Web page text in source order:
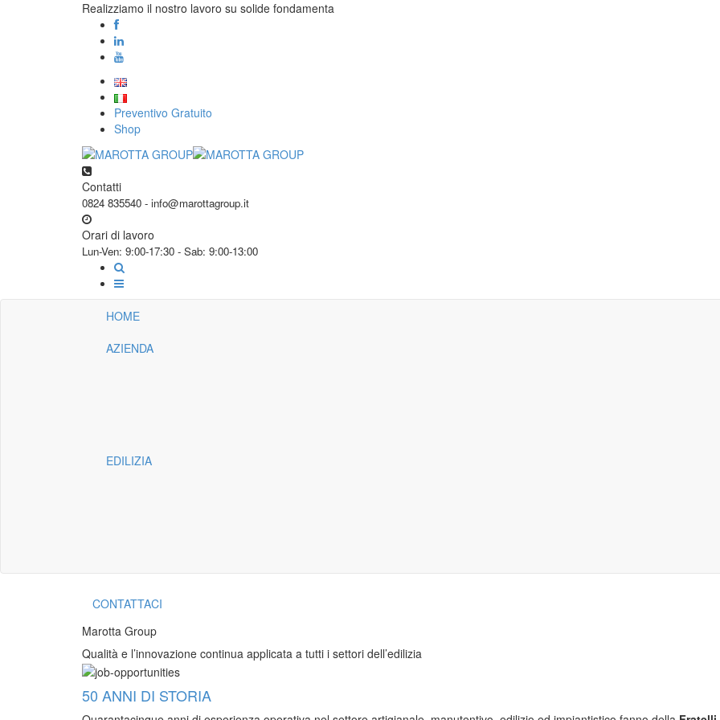
Realizziamo il nostro lavoro su solide fondamenta
Preventivo Gratuito
Shop
Contatti
0824 835540 - info@marottagroup.it
Orari di lavoro
Lun-Ven: 9:00-17:30 - Sab: 9:00-13:00
HOME
AZIENDA
EDILIZIA
CONTATTACI
Marotta Group
Qualità e l’innovazione continua applicata a tutti i settori dell’edilizia
50 ANNI DI STORIA